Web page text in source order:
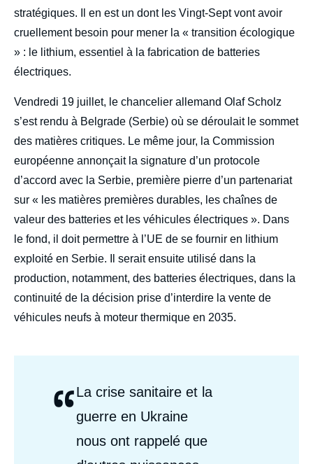
stratégiques. Il en est un dont les Vingt-Sept vont avoir
cruellement besoin pour mener la « transition écologique
» : le lithium, essentiel à la fabrication de batteries
électriques.
Vendredi 19 juillet, le chancelier allemand Olaf Scholz
s’est rendu à Belgrade (Serbie) où se déroulait le sommet
des matières critiques. Le même jour, la Commission
européenne annonçait la signature d’un protocole
d’accord avec la Serbie, première pierre d’un partenariat
sur « les matières premières durables, les chaînes de
valeur des batteries et les véhicules électriques ». Dans
le fond, il doit permettre à l’UE de se fournir en lithium
exploité en Serbie. Il serait ensuite utilisé dans la
production, notamment, des batteries électriques, dans la
continuité de la décision prise d’interdire la vente de
véhicules neufs à moteur thermique en 2035.
“Citations
Auteurs
La crise sanitaire et la
guerre en Ukraine
nous ont rappelé que